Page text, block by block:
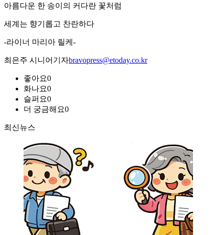
아름다운 한 송이의 커다란 꽃처럼
세계는 향기롭고 찬란하다
-라이너 마리아 릴케-
최은주 시니어기자bravopress@etoday.co.kr
좋아요0
화나요0
슬퍼요0
더 궁금해요0
최신뉴스